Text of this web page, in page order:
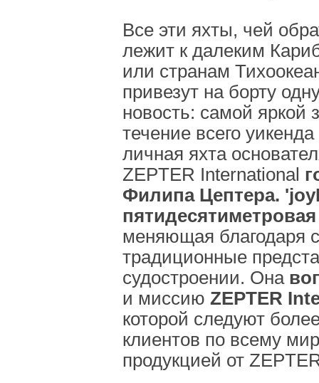
Все эти яхты, чей
лежит к далеким
или странам
привезут на борту
новость: самой яркой
течение всего
личная яхта
ZEPTER International
Филипа Цептера.
пятидесятиметровая
меняющая благодаря
традиционные
судостроении. Она
и миссию ZEPTER
которой следуют
клиентов по всему
продукцией от